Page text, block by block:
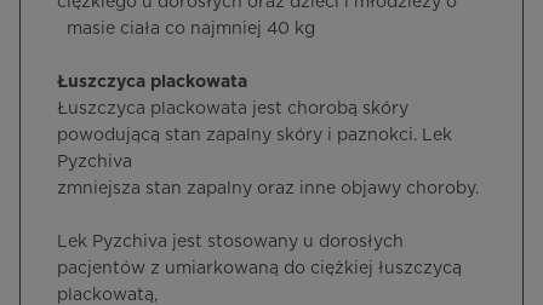
masie ciała co najmniej 40 kg
Łuszczyca plackowata
Łuszczyca plackowata jest chorobą skóry
powodującą stan zapalny skóry i paznokci. Lek
Pyzchiva
zmniejsza stan zapalny oraz inne objawy choroby.
Lek Pyzchiva jest stosowany u dorosłych
pacjentów z umiarkowaną do ciężkiej łuszczycą
plackowatą,